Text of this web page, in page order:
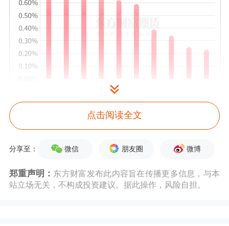
点击阅读全文
分享至： 微信 朋友圈 微博
郑重声明： 东方财富发布此内容旨在传播更多信息，与本
站立场无关，不构成投资建议。据此操作，风险自担。